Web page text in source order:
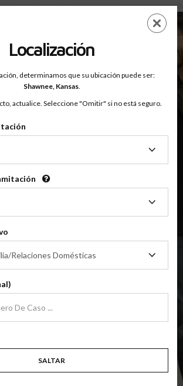
De Shawnee, Kansas — Clases Para Padres En Línea
EN
OnlineParentingPrograms.com
De Shawnee (KS)
reconocida por el tribunal
AÑADIR
Crianza Compartida/Divorcio
Básica De Crianza Compartida)
de crianza compartida básica centrada en familias en
juntos con sus padres por el bien de los niños.
Disponible enInglés
Resumen Detallado De La Clase
Localización
determinamos que su ubicación puede ser:
Shawnee, Kansas.
actualice. Seleccione "Omitir" si no está seguro.
Relaciones Domésticas
SALTAR